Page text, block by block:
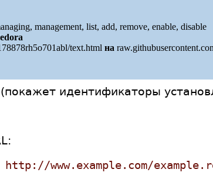
management, list, add, remove, enable, disable
text.html на
идентификаторы
www.example.com/